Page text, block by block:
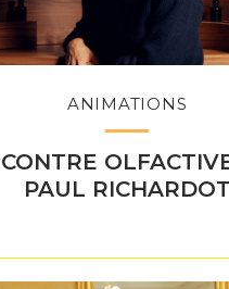
ANIMATIONS
PAUL RICHARDOT